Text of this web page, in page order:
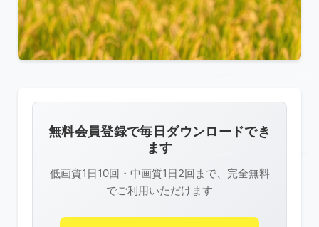
像
は
R-
FREE
無料会員登録で毎日ダウンロードでき
ます
低画質1日10回・中画質1日2回まで、完全無料
でご利用いただけます